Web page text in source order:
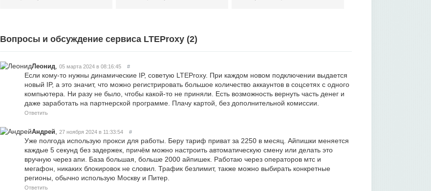
Вопросы и обсуждение сервиса LTEProxy (2)
Леонид 05 марта 2024 в 08:16:45 #
Если кому-то нужны динамические IP, советую LTEProxy. При каждом новом подключении выдается
новый IP, а это значит, что можно регистрировать большое количество аккаунтов в соцсетях с одного
компьютера. Ни разу не было, чтобы какой-то не приняли. Есть возможность вернуть часть денег и
даже заработать на партнерской программе. Плачу картой, без дополнительной комиссии.
Ответить
Андрей 27 ноября 2024 в 11:33:54 #
Уже полгода использую прокси для работы. Беру тариф приват за 2250 в месяц. Айпишки меняется
каждые 5 секунд без задержек, причём можно настроить автоматическую смену или делать это
вручную через апи. База большая, больше 2000 айпишек. Работаю через операторов мтс и
мегафон, никаких блокировок не словил. Трафик безлимит, также можно выбирать конкретные
регионы, обычно использую Москву и Питер.
Ответить